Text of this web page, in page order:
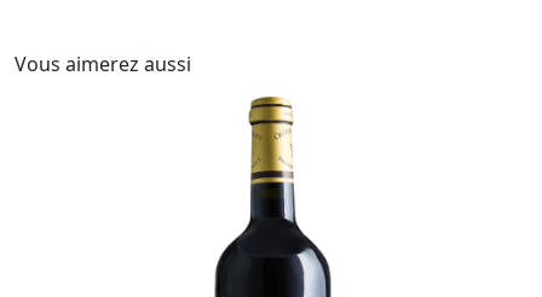
Vous aimerez aussi